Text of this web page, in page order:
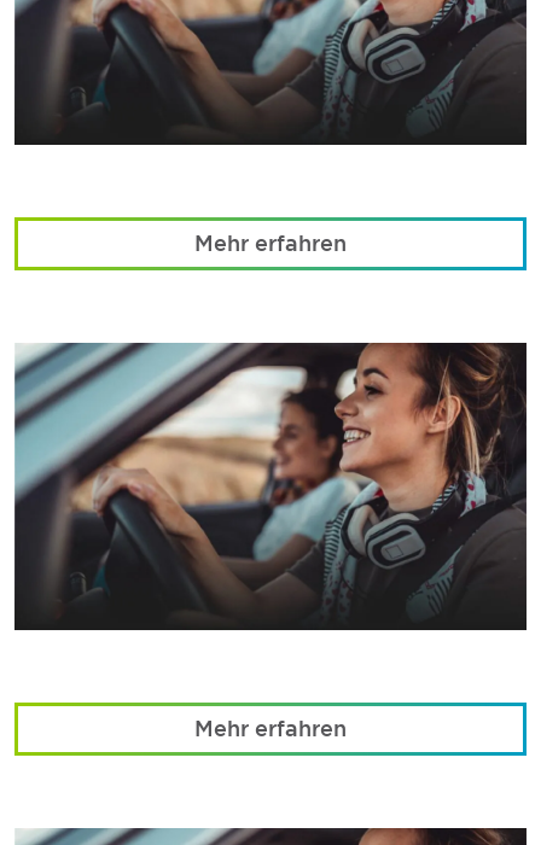
Mehr erfahren
Mehr erfahren